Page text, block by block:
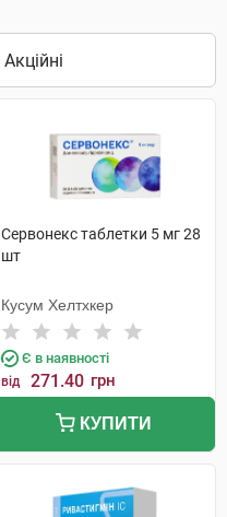
Сервонекс таблетки 5 мг 28
шт
Кусум Хелтхкер
Є в наявності
від 271.40 грн
КУПИТИ